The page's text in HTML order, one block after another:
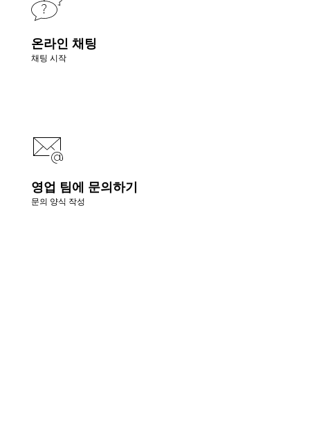
온라인 채팅
채팅 시작
영업 팀에 문의하기
문의 양식 작성